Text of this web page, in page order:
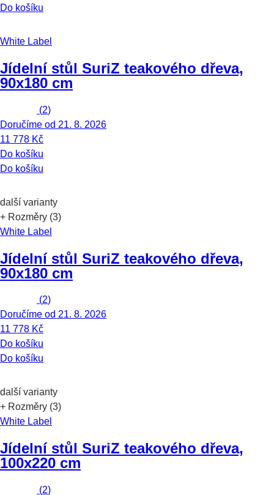
Do košíku
White Label
Jídelní stůl SuriZ teakového dřeva,
90x180 cm
(2)
Doručíme od 21. 8. 2026
11 778 Kč
Do košíku
Do košíku
další varianty
+ Rozměry (3)
White Label
Jídelní stůl SuriZ teakového dřeva,
90x180 cm
(2)
Doručíme od 21. 8. 2026
11 778 Kč
Do košíku
Do košíku
další varianty
+ Rozměry (3)
White Label
Jídelní stůl SuriZ teakového dřeva,
100x220 cm
(2)